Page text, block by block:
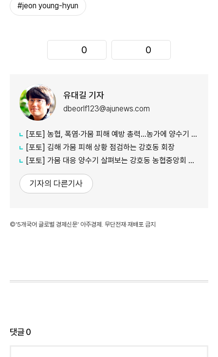
#jeon young-hyun
0 0
유대길 기자
dbeorlf123@ajunews.com
[포토] 농협, 폭염·가뭄 피해 예방 총력…농가에 양수기 지원
[포토] 김해 가뭄 피해 상황 점검하는 강호동 회장
[포토] 가뭄 대응 양수기 살펴보는 강호동 농협중앙회 회장
기자의 다른기사
©'5개국어 글로벌 경제신문' 아주경제. 무단전재·재배포 금지
댓글0